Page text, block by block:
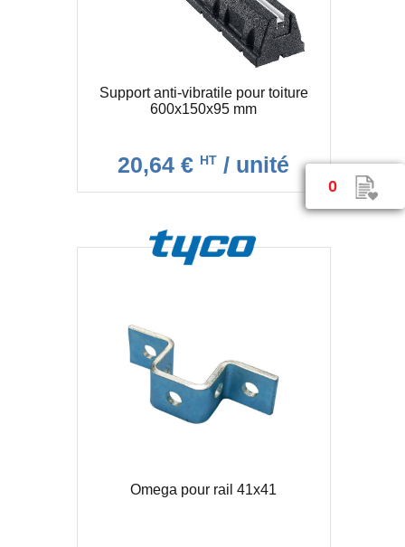
0
Support anti-vibratile pour toiture
600x150x95 mm
20,64 € HT / unité
Omega pour rail 41x41